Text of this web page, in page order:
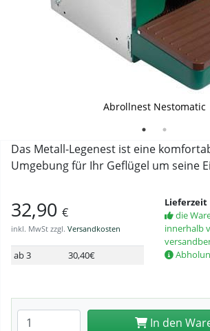
Abrollnest Nestomatic
mit praktischer Sammelbox für
Das Metall-Legenest ist eine
Umgebung für Ihr Geflügel um seine
32,90 €
inkl. MwSt zzgl. Versandkosten
ab 3 30,40€
Lieferzeit
die
innerhalb
Anzahl eingeben In den